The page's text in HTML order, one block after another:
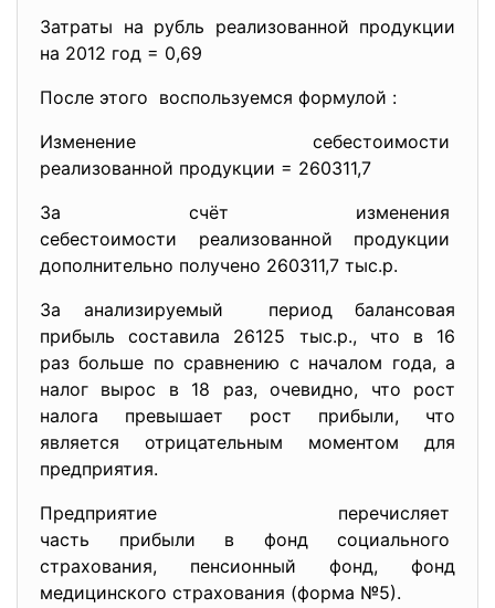
Затраты на рубль реализованной продукции
на 2012 год = 0,69
После этого воспользуемся формулой :
Изменение себестоимости
реализованной продукции = 260311,7
За счёт изменения
себестоимости реализованной продукции
дополнительно получено 260311,7 тыс.р.
За анализируемый период балансовая
прибыль составила 26125 тыс.р., что в 16
раз больше по сравнению с началом года, а
налог вырос в 18 раз, очевидно, что рост
налога превышает рост прибыли, что
является отрицательным моментом для
предприятия.
Предприятие перечисляет
часть прибыли в фонд социального
страхования, пенсионный фонд, фонд
медицинского страхования (форма №5).